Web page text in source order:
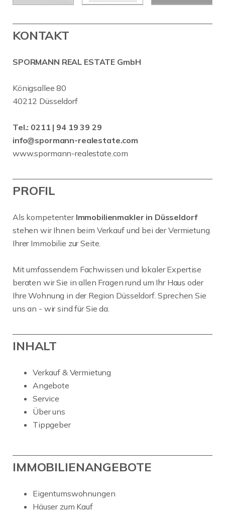
KONTAKT
SPORMANN REAL ESTATE GmbH
Königsallee 80
40212 Düsseldorf
Tel.: 0211 | 94 19 39 29
info@spormann-realestate.com
www.spormann-realestate.com
PROFIL
Als kompetenter Immobilienmakler in Düsseldorf
stehen wir Ihnen beim Verkauf und bei der Vermietung
Ihrer Immobilie zur Seite.
Mit umfassendem Fachwissen und lokaler Expertise
beraten wir Sie in allen Fragen rund um Ihr Haus oder
Ihre Wohnung in der Region Düsseldorf. Sprechen Sie
uns an - wir sind für Sie da.
INHALT
Verkauf & Vermietung
Angebote
Service
Über uns
Tippgeber
IMMOBILIENANGEBOTE
Eigentumswohnungen
Häuser zum Kauf